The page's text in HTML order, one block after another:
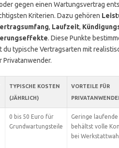
gegen einen Wartungsvertrag
Kriterien. Dazu gehören
, Laufzeit,
. Diese Punkte
typische Vertragsarten mit
Privatanwender.
TYPISCHE KOSTEN
(JÄHRLICH)
VORTEILE FÜR
0 bis 50 Euro für
Grundwartungsteile
Geringe laufende
behältst volle
bei